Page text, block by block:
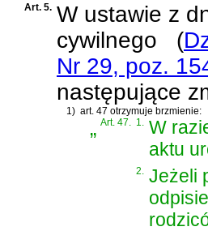
Art. 5. W ustawie z
cywilnego
(
Nr 29, poz.
następujące
1) art. 47 otrzymuje brzmienie:
„Art. 47. 1.
W
aktu
2.
Jeżeli